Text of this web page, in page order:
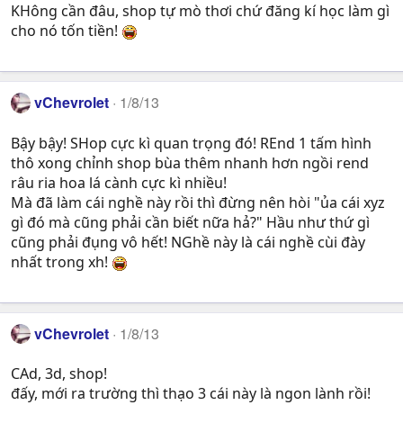
KHông cần đâu, shop tự mò thơi chứ đăng kí học làm gì
cho nó tốn tiền!
vChevrolet 1/8/13
Bậy bậy! SHop cực kì quan trọng đó! REnd 1 tấm hình
thô xong chỉnh shop bùa thêm nhanh hơn ngồi rend
râu ria hoa lá cành cực kì nhiều!
Mà đã làm cái nghề này rồi thì đừng nên hòi "ủa cái xyz
gì đó mà cũng phải cần biết nữa hả?" Hầu như thứ gì
cũng phải đụng vô hết! NGhề này là cái nghề cùi đày
nhất trong xh!
vChevrolet 1/8/13
CAd, 3d, shop!
đấy, mới ra trường thì thạo 3 cái này là ngon lành rồi!